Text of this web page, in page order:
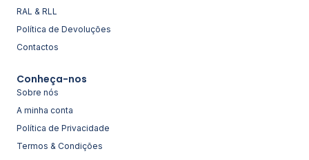
RAL & RLL
Política de Devoluções
Contactos
Conheça-nos
Sobre nós
A minha conta
Política de Privacidade
Termos & Condições